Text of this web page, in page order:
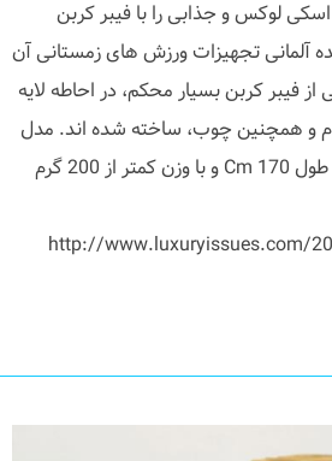
لوکس و جذابی را با فیبر کربن
آلمانی تجهیزات ورزش های زمستانی آن
از فیبر کربن بسیار محکم، در احاطه لایه
و همچنین چوب، ساخته شده اند. مدل
مسابقه ای این محصول با طول 170 Cm و با وزن کمتر از 200 گرم
http://www.luxuryissues.com/